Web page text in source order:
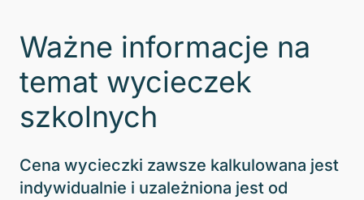
Ważne informacje na
temat wycieczek
szkolnych
Cena wycieczki zawsze kalkulowana jest
indywidualnie i uzależniona jest od